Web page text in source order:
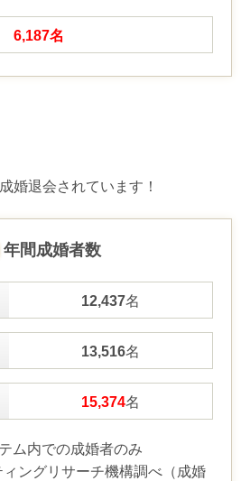
6,187名
婚退会されています！
年間成婚者数
12,437名
13,516名
15,374名
ム内での成婚者のみ
ングリサーチ機構調べ（成婚